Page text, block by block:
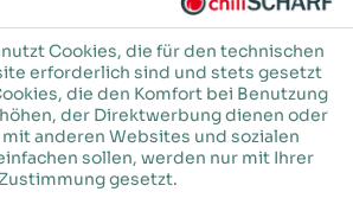
Cookies, die für den technischen
erforderlich sind und stets gesetzt
die den Komfort bei Benutzung
der Direktwerbung dienen oder
anderen Websites und sozialen
sollen, werden nur mit Ihrer
Zustimmung gesetzt.